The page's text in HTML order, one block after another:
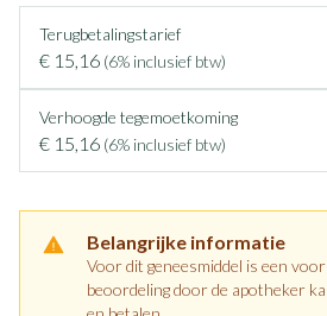
Terugbetalingstarief
€ 15,16 (6% inclusief btw)
Verhoogde tegemoetkoming
€ 15,16 (6% inclusief btw)
Belangrijke informatie
Voor dit geneesmiddel is een
beoordeling door de apotheker